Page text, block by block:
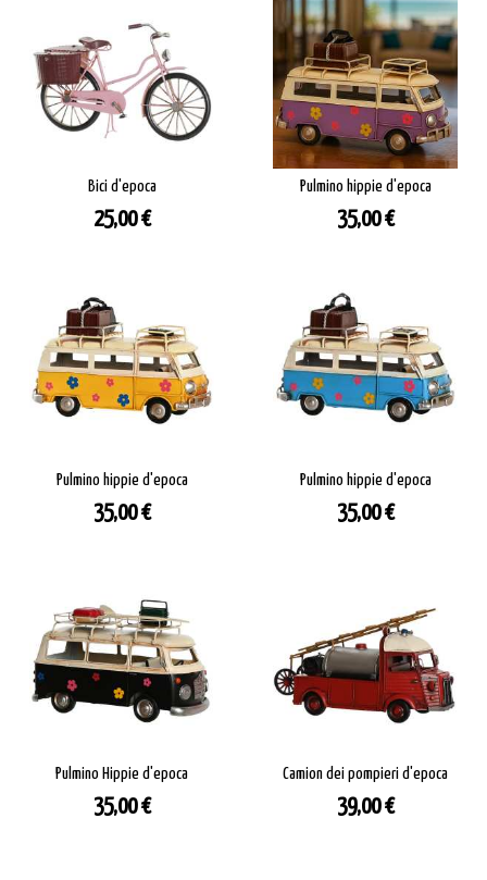
Bici d'epoca
Prezzo
25,00 €
Pulmino hippie d'epoca
Prezzo
35,00 €
Pulmino hippie d'epoca
Prezzo
35,00 €
Pulmino hippie d'epoca
Prezzo
35,00 €
Pulmino Hippie d'epoca
Prezzo
35,00 €
Camion dei pompieri d'epoca
Prezzo
39,00 €